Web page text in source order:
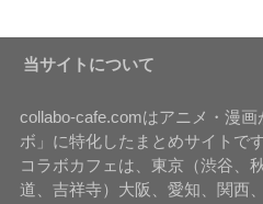
当サイトについて
collabo-cafe.comはアニメ・漫
ボ」に特化したまとめサイトです
コラボカフェは、東京（渋谷、
道、吉祥寺）大阪、愛知、関西